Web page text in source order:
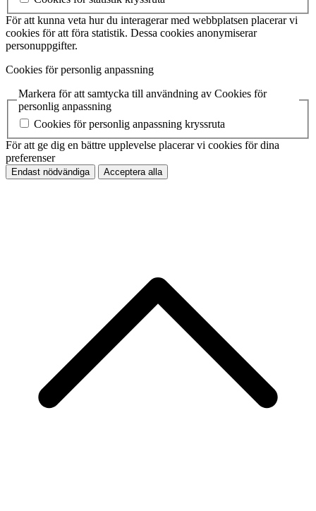
För att kunna veta hur du interagerar med webbplatsen placerar vi
cookies för att föra statistik. Dessa cookies anonymiserar
personuppgifter.
Cookies för personlig anpassning
Markera för att samtycka till användning av Cookies för
personlig anpassning
Cookies för personlig anpassning kryssruta
För att ge dig en bättre upplevelse placerar vi cookies för dina
preferenser
Endast nödvändiga Acceptera alla